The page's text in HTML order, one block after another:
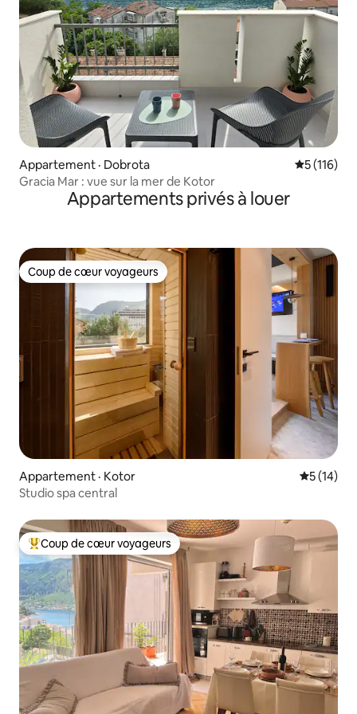
Appartement · Dobrota Note
5 (116)
Gracia Mar : vue sur la mer de Kotor
Appartements privés à louer
Coup de cœur voyageurs
Coup de cœur voyageurs
Appartement · Kotor Note
5 (14)
Studio spa central
Coup de cœur voyageurs parmi les plus aimés
Coup de cœur voyageurs